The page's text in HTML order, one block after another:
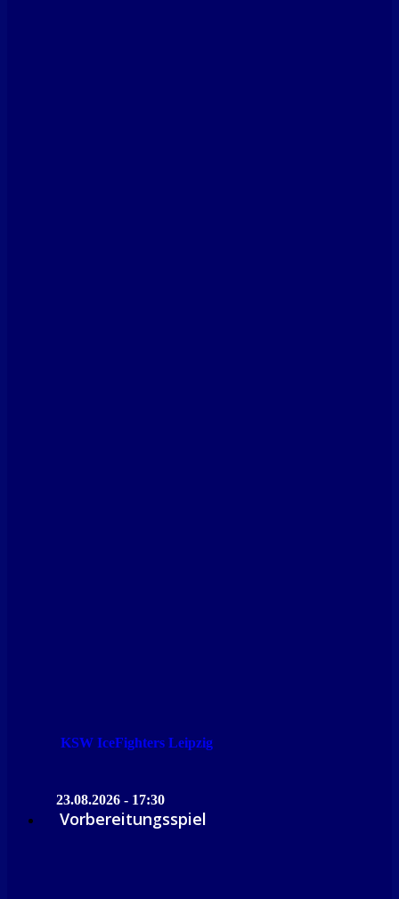
KSW IceFighters Leipzig
23.08.2026 - 17:30
Vorbereitungsspiel